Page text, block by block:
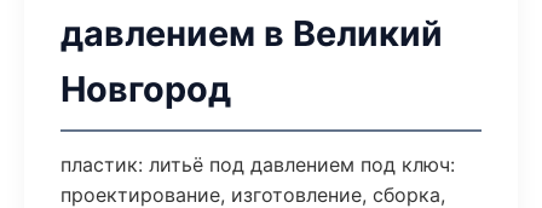
давлением в Великий
Новгород
пластик: литьё под давлением под ключ:
проектирование, изготовление, сборка,